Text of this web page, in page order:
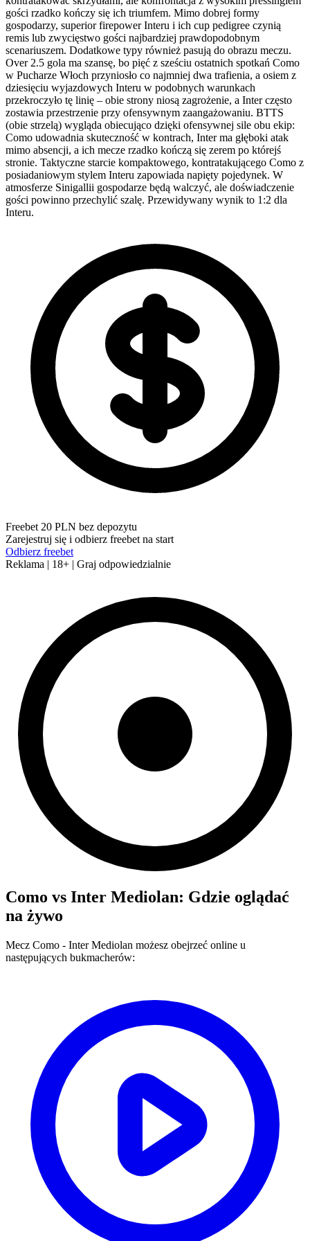
gości rzadko kończy się ich triumfem. Mimo dobrej formy
gospodarzy, superior firepower Interu i ich cup pedigree czynią
remis lub zwycięstwo gości najbardziej prawdopodobnym
scenariuszem. Dodatkowe typy również pasują do obrazu meczu.
Over 2.5 gola ma szansę, bo pięć z sześciu ostatnich spotkań Como
w Pucharze Włoch przyniosło co najmniej dwa trafienia, a osiem z
dziesięciu wyjazdowych Interu w podobnych warunkach
przekroczyło tę linię – obie strony niosą zagrożenie, a Inter często
zostawia przestrzenie przy ofensywnym zaangażowaniu. BTTS
(obie strzelą) wygląda obiecująco dzięki ofensywnej sile obu ekip:
Como udowadnia skuteczność w kontrach, Inter ma głęboki atak
mimo absencji, a ich mecze rzadko kończą się zerem po którejś
stronie. Taktyczne starcie kompaktowego, kontratakującego Como z
posiadaniowym stylem Interu zapowiada napięty pojedynek. W
atmosferze Sinigallii gospodarze będą walczyć, ale doświadczenie
gości powinno przechylić szalę. Przewidywany wynik to 1:2 dla
Interu.
Freebet 20 PLN bez depozytu
Zarejestruj się i odbierz freebet na start
Odbierz freebet
Reklama | 18+ | Graj odpowiedzialnie
Como vs Inter Mediolan: Gdzie oglądać
na żywo
Mecz Como - Inter Mediolan możesz obejrzeć online u
następujących bukmacherów: